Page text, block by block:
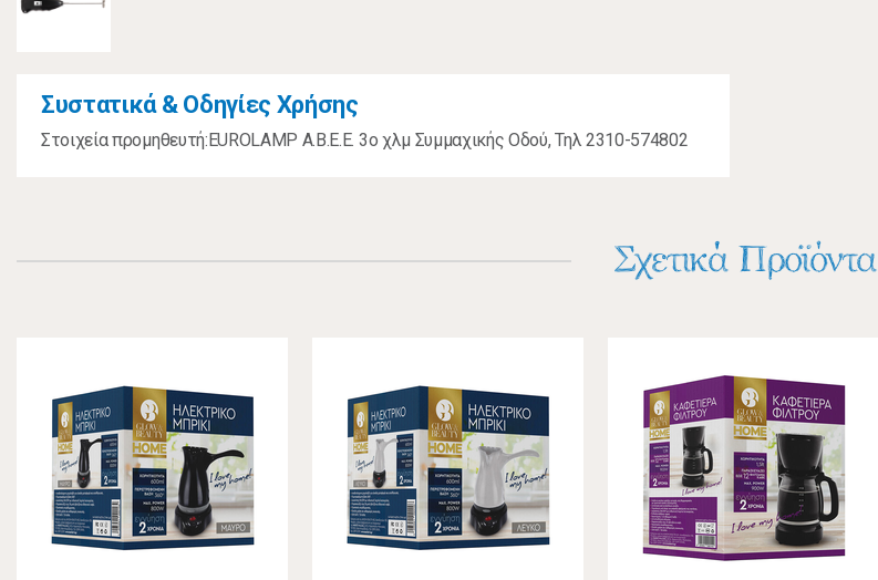
Συστατικά & Οδηγίες Χρήσης
Στοιχεία προμηθευτή:EUROLAMP A.B.E.E. 3ο χλμ Συμμαχικής Οδού, Τηλ 2310-574802
Σχετικά Προϊόντα